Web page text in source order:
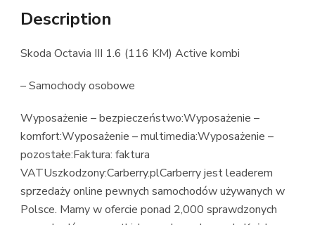
Description
Skoda Octavia III 1.6 (116 KM) Active kombi
– Samochody osobowe
Wyposażenie – bezpieczeństwo:Wyposażenie –
komfort:Wyposażenie – multimedia:Wyposażenie –
pozostałe:Faktura: faktura
VATUszkodzony:Carberry.plCarberry jest leaderem
sprzedaży online pewnych samochodów używanych w
Polsce. Mamy w ofercie ponad 2,000 sprawdzonych